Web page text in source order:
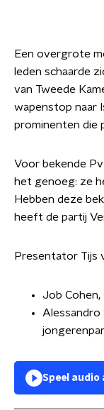
Een overgrote
leden schaarde
van Tweede
wapenstop naar
prominenten die
Voor bekende
het genoeg: ze
Hebben deze
heeft de partij
Presentator Tijs
Job Cohen,
Alessandro
Speel audio